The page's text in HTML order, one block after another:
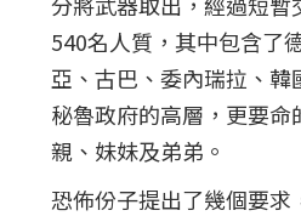
540名人質，其中包含了
亞、古巴、委內瑞拉、
秘魯政府的高層，更要
親、妹妹及弟弟。
恐佈份子提出了幾個要求